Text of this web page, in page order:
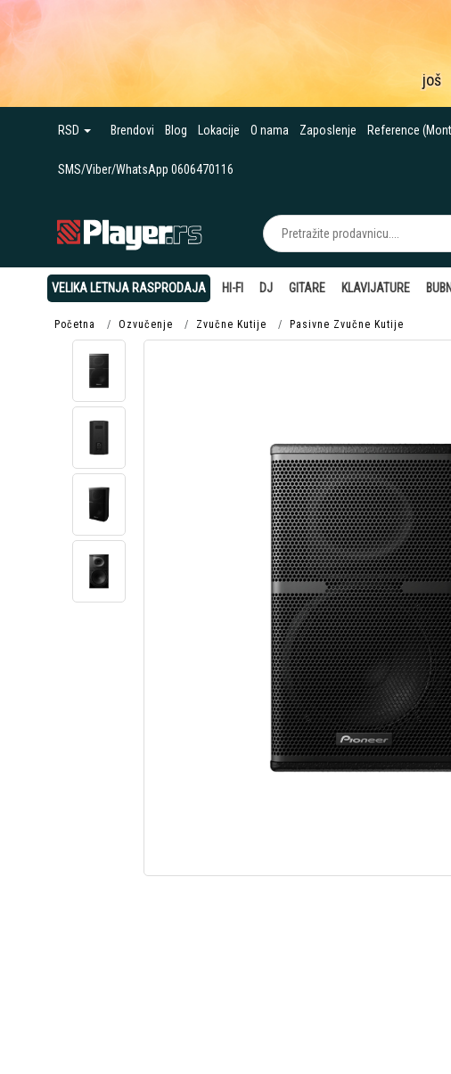
još
RSD Brendovi Blog Lokacije O nama Zaposlenje Reference
SMS/Viber/WhatsApp 0606470116
VELIKA LETNJA RASPRODAJA HI-FI DJ GITARE KLAVIJATURE
Početna Ozvučenje Zvučne Kutije Pasivne Zvučne Kutije